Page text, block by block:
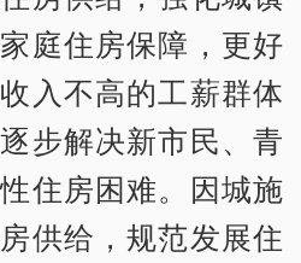
庭住房保障，更好
入不高的工薪群体
步解决新市民、青
住房困难。因城施
供给，规范发展住